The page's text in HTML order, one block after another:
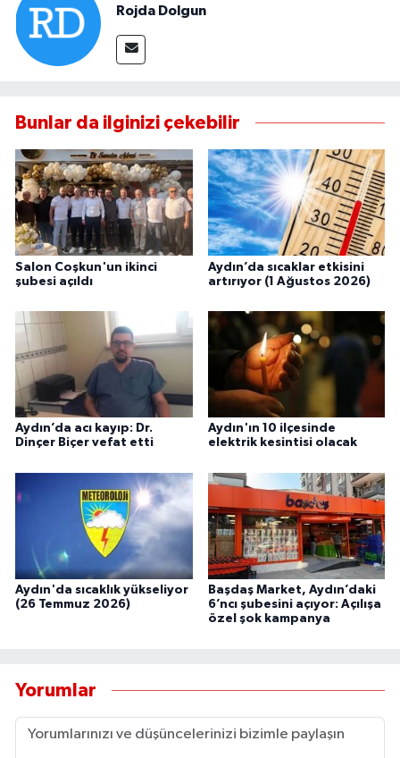
Rojda Dolgun
Bunlar da ilginizi çekebilir
Salon Coşkun'un ikinci
şubesi açıldı
Aydın’da sıcaklar etkisini
artırıyor (1 Ağustos 2026)
Aydın’da acı kayıp: Dr.
Dinçer Biçer vefat etti
Aydın'ın 10 ilçesinde
elektrik kesintisi olacak
Aydın'da sıcaklık yükseliyor
(26 Temmuz 2026)
Başdaş Market, Aydın’daki
6’ncı şubesini açıyor: Açılışa
özel şok kampanya
Yorumlar